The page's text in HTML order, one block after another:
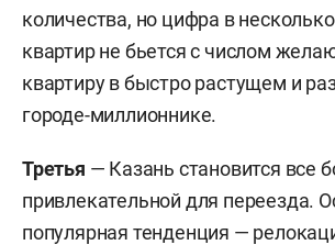
количества, но цифра в
квартир не бьется с числом
квартиру в быстро растущем и
городе-миллионнике.
Третья — Казань становится все
привлекательной для переезда.
популярная тенденция —